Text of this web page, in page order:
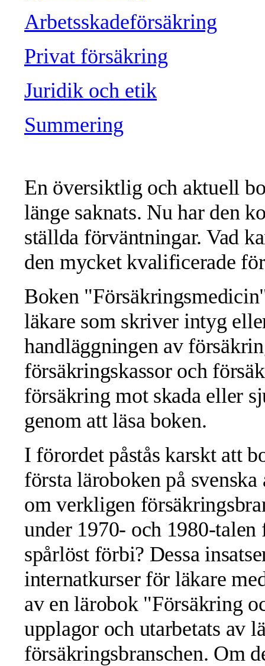
Arbetsskadeförsäkring
Privat försäkring
Juridik och etik
Summering
En översiktlig och aktuell
länge saknats. Nu har den
ställda förväntningar. Vad
den mycket kvalificerade
Boken
läkare som skriver intyg
handläggningen av
försäkringskassor och
försäkring mot skada eller
genom att läsa boken.
I förordet påstås karskt att
första läroboken på
om verkligen
under 1970- och 1980-
spårlöst förbi? Dessa
internatkurser för läkare
av en lärobok "Försäkring
upplagor och utarbetats av
försäkringsbranschen. Om